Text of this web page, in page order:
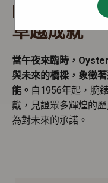
Rolex Day-
卓越成就
當午夜來臨時，
與未來的橋樑，象徵
能。 自1956年起，腕
戴，見證眾多輝煌的
為對未來的承諾。